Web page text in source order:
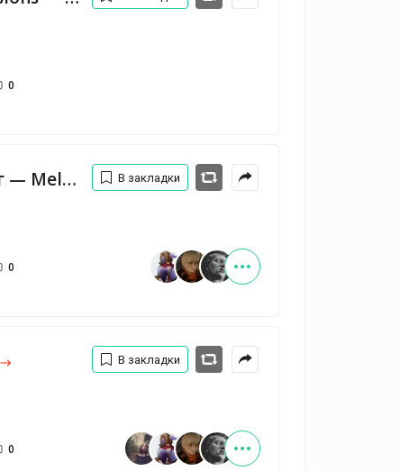
0
Господин горных дорог — Melnitsa
0
В закладки
0
В закладки